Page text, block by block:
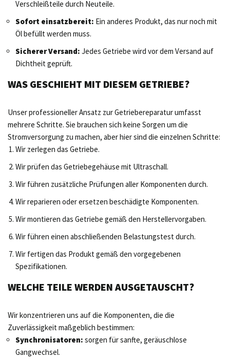
Verschleißteile durch Neuteile.
Sofort einsatzbereit: Ein anderes Produkt, das nur noch mit
Öl befüllt werden muss.
Sicherer Versand: Jedes Getriebe wird vor dem Versand auf
Dichtheit geprüft.
WAS GESCHIEHT MIT DIESEM GETRIEBE?
Unser professioneller Ansatz zur Getriebereparatur umfasst
mehrere Schritte. Sie brauchen sich keine Sorgen um die
Stromversorgung zu machen, aber hier sind die einzelnen Schritte:
Wir zerlegen das Getriebe.
Wir prüfen das Getriebegehäuse mit Ultraschall.
Wir führen zusätzliche Prüfungen aller Komponenten durch.
Wir reparieren oder ersetzen beschädigte Komponenten.
Wir montieren das Getriebe gemäß den Herstellervorgaben.
Wir führen einen abschließenden Belastungstest durch.
Wir fertigen das Produkt gemäß den vorgegebenen
Spezifikationen.
WELCHE TEILE WERDEN AUSGETAUSCHT?
Wir konzentrieren uns auf die Komponenten, die die
Zuverlässigkeit maßgeblich bestimmen:
Synchronisatoren: sorgen für sanfte, geräuschlose
Gangwechsel.